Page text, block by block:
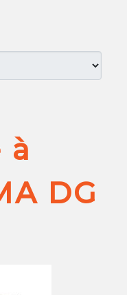
à
DG